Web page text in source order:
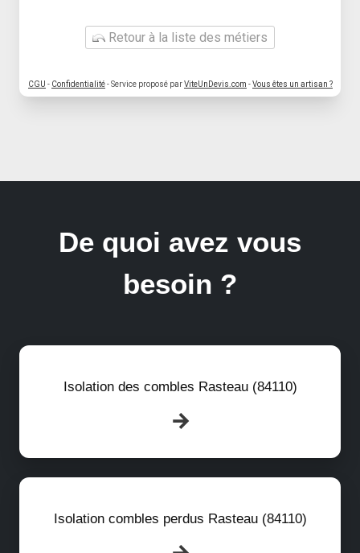
Retour à la liste des métiers
CGU - Confidentialité- Service proposé parViteUnDevis.com -Vous êtes un artisan ?
De quoi avez vous
besoin ?
Isolation des combles Rasteau (84110)
Isolation combles perdus Rasteau (84110)